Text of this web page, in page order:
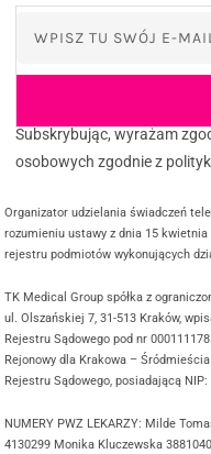
Subskrybując, wyrażam
osobowych zgodnie z
Organizator udzielania świadczeń
rozumieniu ustawy z dnia 15
rejestru podmiotów wykonujących
TK Medical Group spółka z
ul. Olszańskiej 7, 31-513 Kraków,
Rejestru Sądowego pod nr
Rejonowy dla Krakowa –
Rejestru Sądowego, posiadającą NIP:
NUMERY PWZ LEKARZY: Milde
4130299 Monika Kluczewska 3881040